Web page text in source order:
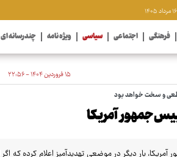
فرهنگی اجتماعی سیاسی ویژه نامه چندرسانه ای
۱۵ فروردین ۱۴۰۴ - ۲۲:۵۶
و سخت خواهد بود
آمریکا